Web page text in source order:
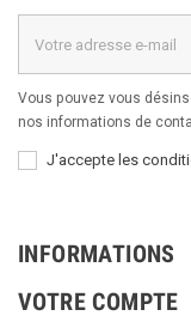
Vous pouvez vous
nos informations de
J'accepte les
INFORMATIONS
VOTRE COMPTE